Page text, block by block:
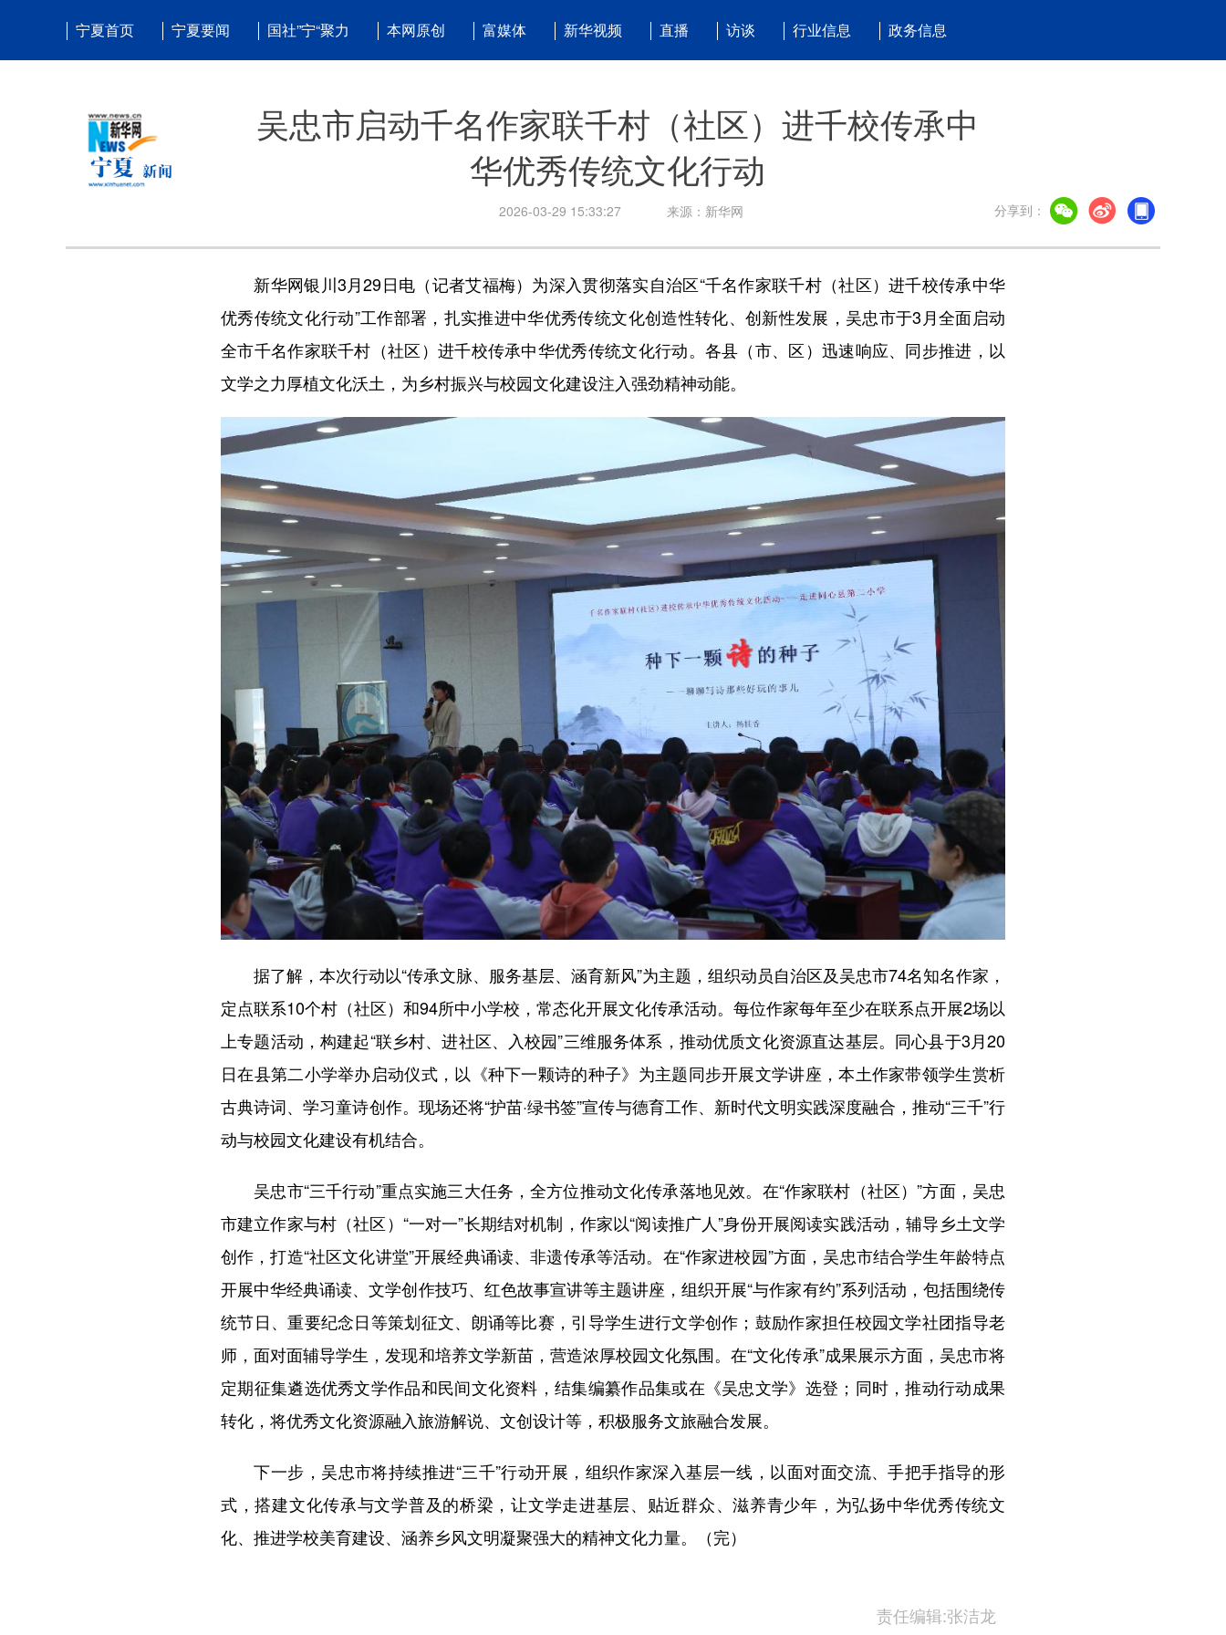
宁夏首页 宁夏要闻 国社”宁“聚力 本网原创 富媒体 新华视频 直播 访谈 行业信息 政务信息
吴忠市启动千名作家联千村（社区）进千校传承中
华优秀传统文化行动
2026-03-29 15:33:27 来源：新华网 分享到：
新华网银川3月29日电（记者艾福梅）为深入贯彻落实自治区“千名作家联千村（社区）进千校传承中华
优秀传统文化行动”工作部署，扎实推进中华优秀传统文化创造性转化、创新性发展，吴忠市于3月全面启动
全市千名作家联千村（社区）进千校传承中华优秀传统文化行动。各县（市、区）迅速响应、同步推进，以
文学之力厚植文化沃土，为乡村振兴与校园文化建设注入强劲精神动能。
据了解，本次行动以“传承文脉、服务基层、涵育新风”为主题，组织动员自治区及吴忠市74名知名作家，
定点联系10个村（社区）和94所中小学校，常态化开展文化传承活动。每位作家每年至少在联系点开展2场以
上专题活动，构建起“联乡村、进社区、入校园”三维服务体系，推动优质文化资源直达基层。同心县于3月20
日在县第二小学举办启动仪式，以《种下一颗诗的种子》为主题同步开展文学讲座，本土作家带领学生赏析
古典诗词、学习童诗创作。现场还将“护苗·绿书签”宣传与德育工作、新时代文明实践深度融合，推动“三千”行
动与校园文化建设有机结合。
吴忠市“三千行动”重点实施三大任务，全方位推动文化传承落地见效。在“作家联村（社区）”方面，吴忠
市建立作家与村（社区）“一对一”长期结对机制，作家以“阅读推广人”身份开展阅读实践活动，辅导乡土文学
创作，打造“社区文化讲堂”开展经典诵读、非遗传承等活动。在“作家进校园”方面，吴忠市结合学生年龄特点
开展中华经典诵读、文学创作技巧、红色故事宣讲等主题讲座，组织开展“与作家有约”系列活动，包括围绕传
统节日、重要纪念日等策划征文、朗诵等比赛，引导学生进行文学创作；鼓励作家担任校园文学社团指导老
师，面对面辅导学生，发现和培养文学新苗，营造浓厚校园文化氛围。在“文化传承”成果展示方面，吴忠市将
定期征集遴选优秀文学作品和民间文化资料，结集编纂作品集或在《吴忠文学》选登；同时，推动行动成果
转化，将优秀文化资源融入旅游解说、文创设计等，积极服务文旅融合发展。
下一步，吴忠市将持续推进“三千”行动开展，组织作家深入基层一线，以面对面交流、手把手指导的形
式，搭建文化传承与文学普及的桥梁，让文学走进基层、贴近群众、滋养青少年，为弘扬中华优秀传统文
化、推进学校美育建设、涵养乡风文明凝聚强大的精神文化力量。（完）
责任编辑:张洁龙